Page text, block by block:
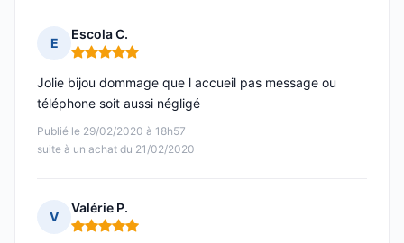
E
Escola C.
Note : 5 sur 5
Publié le 29/02/2020 à 18h57
suite à un achat du 21/02/2020
Jolie bijou dommage que l accueil pas message ou
téléphone soit aussi négligé
V
Valérie P.
Note : 5 sur 5